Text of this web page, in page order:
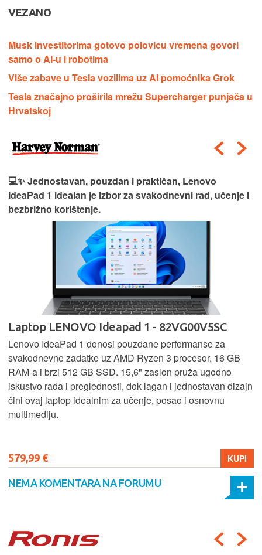
VEZANO
Musk investitorima gotovo polovicu vremena govori
samo o AI-u i robotima
Više zabave u Tesla vozilima uz AI pomoćnika Grok
Tesla značajno proširila mrežu Supercharger punjača u
Hrvatskoj
💻✨ Jednostavan, pouzdan i praktičan, Lenovo
IdeaPad 1 idealan je izbor za svakodnevni rad, učenje i
bezbrižno korištenje.
Laptop LENOVO Ideapad 1 - 82VG00V5SC
Lenovo IdeaPad 1 donosi pouzdane performanse za
svakodnevne zadatke uz AMD Ryzen 3 procesor, 16 GB
RAM-a i brzi 512 GB SSD. 15,6" zaslon pruža ugodno
iskustvo rada i preglednosti, dok lagan i jednostavan dizajn
čini ovaj laptop idealnim za učenje, posao i osnovnu
multimediju.
579,99 € KUPI
NEMA KOMENTARA NA FORUMU